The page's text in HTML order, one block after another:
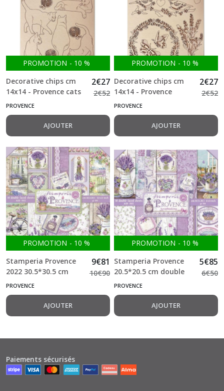
PROMOTION - 10 %
Decorative chips cm
14x14 - Provence cats
with wool balls
2€27
2€52
PROVENCE
AJOUTER
PROMOTION - 10 %
Decorative chips cm
14x14 - Provence
garland and birds
2€27
2€52
PROVENCE
AJOUTER
PROMOTION - 10 %
Stamperia Provence
2022 30.5*30.5 cm
double Face Bloc 10
9€81
10€90
PROVENCE
AJOUTER
PROMOTION - 10 %
Stamperia Provence
20.5*20.5 cm double
Face Bloc 10 feuilles
5€85
6€50
PROVENCE
AJOUTER
Paiements sécurisés